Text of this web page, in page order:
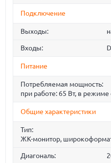
Подключение
Выходы:
Входы:
Питание
Потребляемая мощность:
при работе: 65 Вт, в
Общие характеристики
Тип:
ЖК-монитор,
Диагональ: